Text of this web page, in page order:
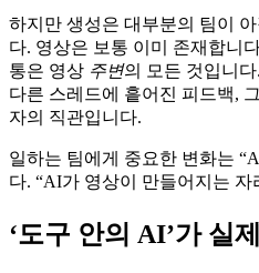
하지만 생성은 대부분의 팀이
다. 영상은 보통 이미 존재합니
통은 영상 주변의 모든 것입니
다른 스레드에 흩어진 피드백,
자의 직관입니다.
일하는 팀에게 중요한 변화는
다. “AI가 영상이 만들어지는 자
‘도구 안의 AI’가 실